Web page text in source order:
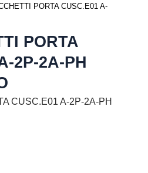
PORTA CUSC.E01 A-
PORTA
2P-2A-PH
CUSC.E01 A-2P-2A-PH